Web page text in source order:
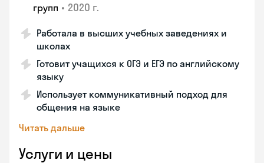
групп • 2020 г.
Работала в высших учебных заведениях и
школах
Готовит учащихся к ОГЭ и ЕГЭ по английскому
языку
Использует коммуникативный подход для
общения на языке
Читать дальше
Услуги и цены